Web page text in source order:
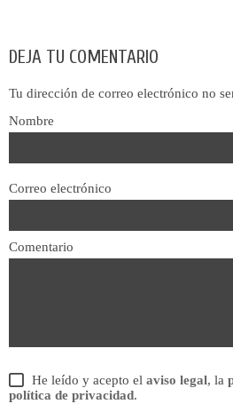
DEJA TU COMENTARIO
Tu dirección de correo electrónico no
Nombre
Correo electrónico
Comentario
He leído y acepto el aviso legal, la
política de privacidad.